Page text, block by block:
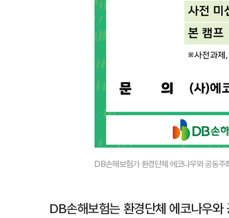
DB손해보험가 환경단체 에코나우와 공동
DB손해보험는 환경단체 에코나우와